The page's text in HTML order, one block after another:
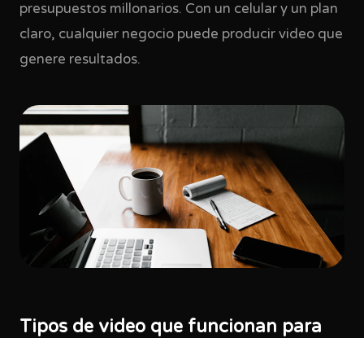
presupuestos millonarios. Con un celular y un plan
claro, cualquier negocio puede producir video que
genere resultados.
Tipos de video que funcionan para